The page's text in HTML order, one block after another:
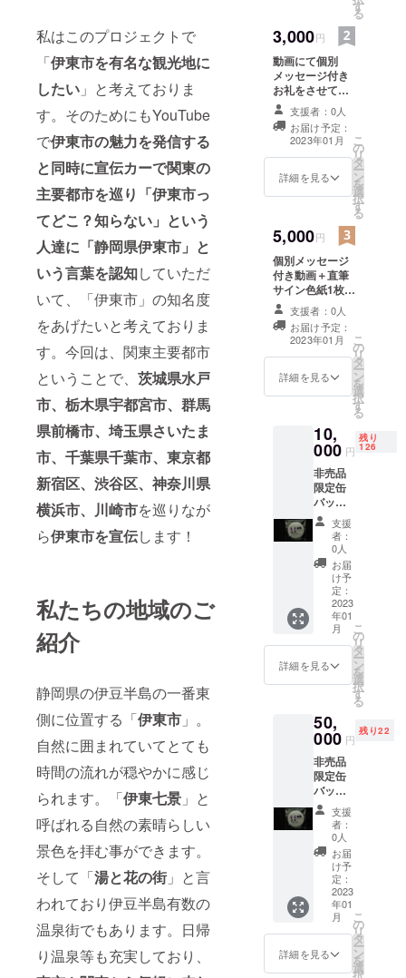
私はこのプロジェクトで
「伊東市を有名な観光地に
したい 」と考えておりま
す。そのためにもYouTube
で伊東市の魅力を発信する
と同時に宣伝カーで関東の
主要都市を巡り 「伊東市っ
てどこ？知らない」という
人達に「静岡県伊東市」と
いう言葉を認知していただ
いて、「伊東市」の知名度
をあげたいと考えておりま
す。今回は、関東主要都市
ということで、 茨城県水戸
市、栃木県宇都宮市、群馬
県前橋市、埼玉県さいたま
市、千葉県千葉市、東京都
新宿区、渋谷区、神奈川県
横浜市、川崎市を巡りなが
ら伊東市を宣伝します！
私たちの地域のご
紹介
静岡県の伊豆半島の一番東
側に位置する「伊東市 」。
自然に囲まれていてとても
時間の流れが穏やかに感じ
られます。「伊東七景 」と
呼ばれる自然の素晴らしい
景色を拝む事ができます。
そして「湯と花の街 」と言
われており伊豆半島有数の
温泉街でもあります。日帰
り温泉等も充実しており、
す
る
3,000円
動画にて個別
メッセージ付き
お礼をさせてい
ただきます。 備
考欄にニック
ネーム等のお呼
びさせていただ
くお名前の記入
をお願い致しま
容：御礼メッ
セージ 収録時
間：3分程度 提
供方法：動画を
直接メールの添
付ファイルにて
送付 動画内にて
お呼びするお名
前を備考欄に記
名前は動画の冒
頭でお呼びしま
ターンの内容を
無断で転載・公
開する場合は一
言お声掛けくだ
さい。また、法
令違反や公的秩
序を著しく欠く
お名前はお呼び
できません。
支援者：0人
お届け予定：
2023年01月
詳細を見る
こ
の
リ
タ
ー
ン
を
選
択
す
る
5,000円
個別メッセージ
付き動画＋直筆
サイン色紙1枚
(縦210mm×横
180mm)を送ら
せていただきま
す。 備考欄に
ニックネーム等
のお呼びさせて
別メッセージ付
き動画について
動画内容：御礼
メッセージ 収録
時間：3分程度
提供方法：動画
を直接メールの
添付ファイルに
てお呼びするお
名前を備考欄に
記載ください。
お名前は動画の
冒頭でお呼びし
ターンの内容を
無断で転載・公
さい。また、法
令違反や公的秩
序を著しく欠く
お名前はお呼び
できません。
支援者：0人
お届け予定：
2023年01月
詳細を見る
こ
の
リ
タ
ー
ン
を
選
択
す
る
10,
000 円
残り
126
非売品
限定缶
バッジ1
個＋個
別メッ
セージ
付き動
画＋直
筆サイ
ン色紙1
枚(縦
210mm
×横
180mm
) 備考欄
にニッ
ム等の
お呼び
させて
いただ
くお名
前の記
入をお
願い致
しま
す。 缶
バッジ
サイ
ズ 円
32mm
※個別
メッ
支援
者：
0人
お届
け予
定：
2023
年01
月
詳細を見る
こ
の
リ
タ
ー
ン
を
選
択
す
る
50,
000 円
残り22
非売品
限定缶
バッジ2
個＋直
筆サイ
ン色紙1
枚(縦
210mm
180mm
)＋個別
通話 缶
バッジ
サイ
ズ 円
支援
者：
0人
お届
け予
定：
2023
年01
月
詳細を見る
こ
の
リ
タ
ー
ン
を
選